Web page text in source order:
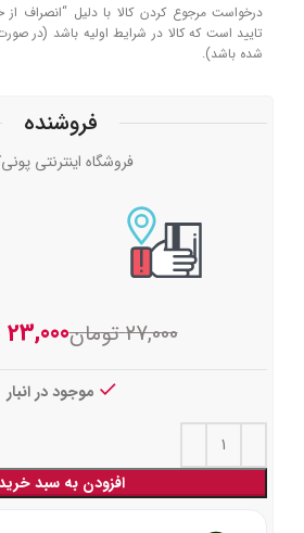
درخواست مرجوع کردن کالا با دلیل “انصراف از
تایید است که کالا در شرایط اولیه باشد (در
شده باشد).
فروشنده
فروشگاه اینترنتی
27,000 تومان23,000
موجود در انبار
افزودن به سبد